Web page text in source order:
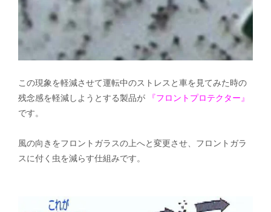
この現象を軽減させて運転中のストレスと車を見てみた時の
残念感を軽減しようとする製品が 『フロントプロテクター』
です。
風の向きをフロントガラスの上へと変更させ、フロントガラ
スに付く虫を減らす仕組みです。